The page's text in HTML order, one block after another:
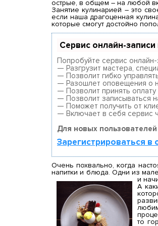
острые, в общем – на любой
Занятие кулинарией – это
если наша драгоценная
которые смогут достойно
Сервис онлайн-
Попробуйте сервис
— Разгрузит мастера,
— Позволит гибко
— Разошлет оповещения о
— Позволит принять оплату
— Позволит записываться
— Поможет получить от
— Включает в себя сервис
Для новых
Зарегистрироваться в
Очень похвально, когда
напитки и блюда. Одни из
и
А
то